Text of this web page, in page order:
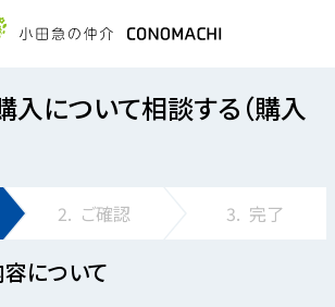
入について相談する（購入
2. ご確認 3. 完了
について